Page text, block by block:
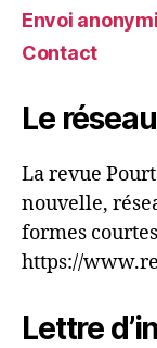
Envoi
Contact
Le
La revue
nouvelle,
formes
https://
Lettre